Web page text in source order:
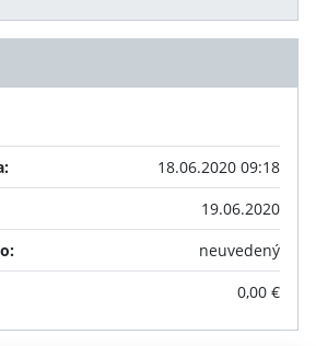
18.06.2020 09:18
19.06.2020
neuvedený
0,00 €